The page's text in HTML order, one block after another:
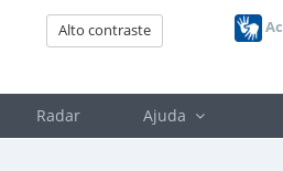
Alto contraste
Radar Ajuda